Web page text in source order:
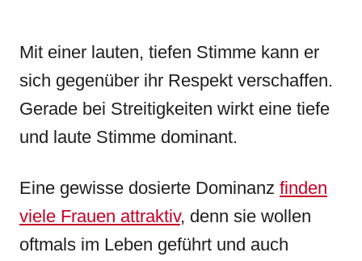
Mit einer lauten, tiefen Stimme kann er
sich gegenüber ihr Respekt verschaffen.
Gerade bei Streitigkeiten wirkt eine tiefe
und laute Stimme dominant.
Eine gewisse dosierte Dominanz finden
viele Frauen attraktiv, denn sie wollen
oftmals im Leben geführt und auch